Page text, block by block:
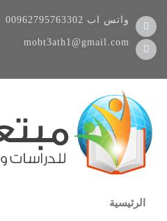
00962795763302 واتس اب
mobt3ath1@gmail.com
الرئيسية